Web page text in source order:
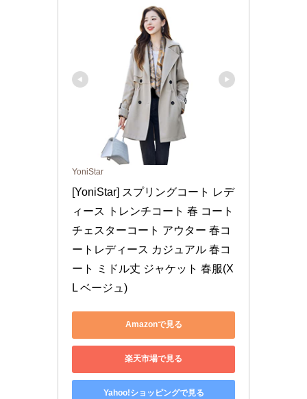
YoniStar
[YoniStar] スプリングコート レデ
ィース トレンチコート 春 コート
チェスターコート アウター 春コ
ートレディース カジュアル 春コ
ート ミドル丈 ジャケット 春服(X
L ベージュ)
Amazonで見る
楽天市場で見る
Yahoo!ショッピングで見る